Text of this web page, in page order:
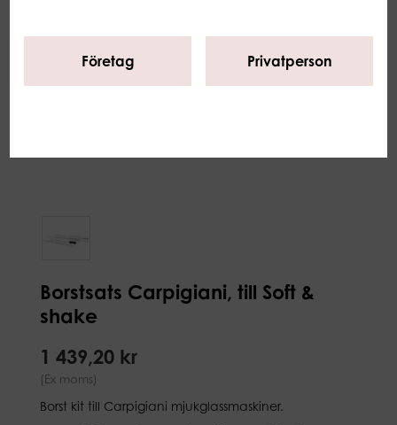
Borstsats Carpigiani, till Soft &
shake
1 439,20 kr
(Ex moms)
Borst kit till Carpigiani mjukglassmaskiner.
Företag Privatperson